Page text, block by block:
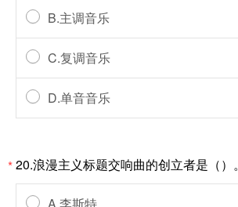
B.主调音乐
C.复调音乐
D.单音音乐
*20.浪漫主义标题交响曲的创立者是（）。